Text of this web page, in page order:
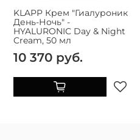
KLAPP Крем "Гиалуроник
День-Ночь" -
HYALURONIC Daу & Night
Cream, 50 мл
10 370 руб.